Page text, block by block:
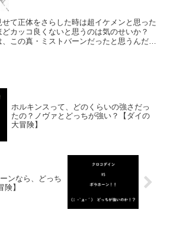
せて正体をさらした時は超イケメンと思った
カッコ良くないと思うのは気のせいか？
この真・ミストバーンだったと思うんだけ
ホルキンスって、どのくらいの強さだっ
たの？ノヴァとどっちが強い？【ダイの
大冒険】
ンなら、どっち
】